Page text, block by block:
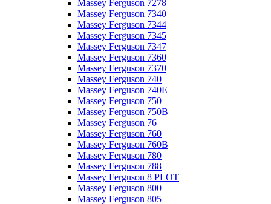
Massey Ferguson 7278
Massey Ferguson 7340
Massey Ferguson 7344
Massey Ferguson 7345
Massey Ferguson 7347
Massey Ferguson 7360
Massey Ferguson 7370
Massey Ferguson 740
Massey Ferguson 740E
Massey Ferguson 750
Massey Ferguson 750B
Massey Ferguson 76
Massey Ferguson 760
Massey Ferguson 760B
Massey Ferguson 780
Massey Ferguson 788
Massey Ferguson 8 PLOT
Massey Ferguson 800
Massey Ferguson 805